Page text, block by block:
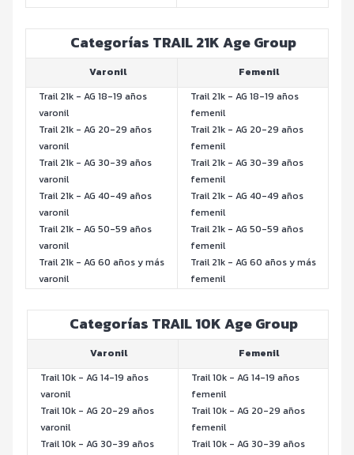
Categorías TRAIL 21K Age Group
Varonil
Femenil
Trail 21k - AG 18-19 años
varonil
Trail 21k - AG 20-29 años
varonil
Trail 21k - AG 30-39 años
varonil
Trail 21k - AG 40-49 años
varonil
Trail 21k - AG 50-59 años
varonil
Trail 21k - AG 60 años y más
varonil
Trail 21k - AG 18-19 años
femenil
Trail 21k - AG 20-29 años
femenil
Trail 21k - AG 30-39 años
femenil
Trail 21k - AG 40-49 años
femenil
Trail 21k - AG 50-59 años
femenil
Trail 21k - AG 60 años y más
femenil
Categorías TRAIL 10K Age Group
Varonil
Femenil
Trail 10k - AG 14-19 años
varonil
Trail 10k - AG 20-29 años
varonil
Trail 10k - AG 30-39 años
Trail 10k - AG 14-19 años
femenil
Trail 10k - AG 20-29 años
femenil
Trail 10k - AG 30-39 años